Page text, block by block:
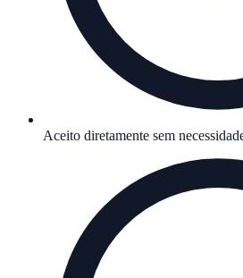
Aceito diretamente sem